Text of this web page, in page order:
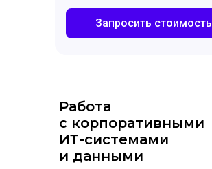
Запросить стоимость
Работа
с корпоративными
ИТ-системами
и данными